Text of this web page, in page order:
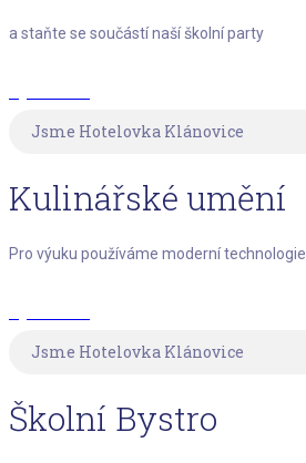
a staňte se součástí naší školní party
Jsme Hotelovka Klánovice
Kulinářské umění
Pro výuku používáme moderní technologie
Jsme Hotelovka Klánovice
Školní Bystro